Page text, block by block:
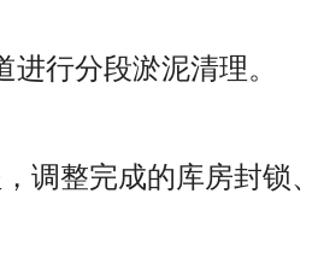
行分段淤泥清理。
调整完成的库房封锁